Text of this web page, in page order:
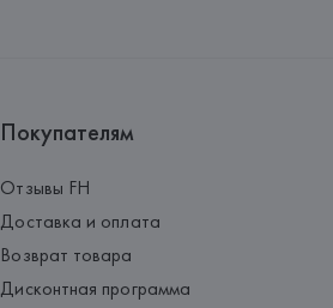
Покупателям
Отзывы FH
Доставка и оплата
Возврат товара
Дисконтная программа